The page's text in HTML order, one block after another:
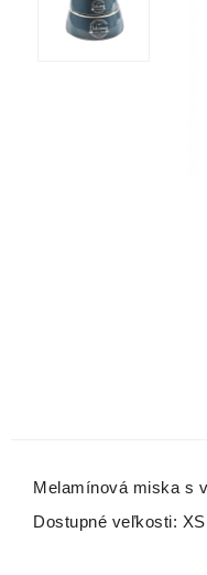
Melamínová miska s
Dostupné veľkosti: